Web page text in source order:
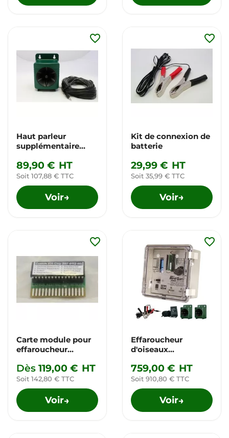
Haut parleur
supplémentaire
d'oiseaux
89,90 € HT
Soit 107,88 € TTC
Voir→
favorite_border
Kit de connexion de
batterie
29,99 € HT
Soit 35,99 € TTC
Voir→
favorite_border
Carte module pour
effaroucheur
Dès 119,00 € HT
Soit 142,80 € TTC
Voir→
favorite_border
Effaroucheur
d'oiseaux
professionnel
759,00 € HT
Soit 910,80 € TTC
Voir→
favorite_border